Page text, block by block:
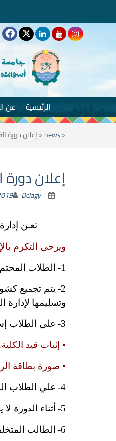
عن الرئيسية
<
news
<إعلان دورة
إعلان دورة
Dolagy
تعلن إدارة
ويرجى التكرم
1- الطلاب المحتم حضورهم الدورة هم خريجي العام الدراسي (2018-2019) أو ما قبلها ممن لم يحصلوا علي دورة التربية العسكرية.
وتسليمها لإدارة
3- علي الطلاب إستكمال تسجيل بياناتهم بإدارة التربية العسكرية وذلك بإحضار :-
• إثبات قيد
• صورة بطاقة
4- علي الطلاب الذين لديهم مواقف طبية أنهاء إجراءات الكشف الطبي بالإدارة الطبية بالجامعة قبل بدأ الدورة.
5- أثناء الدورة لا يعتد إلا بالمواقف الطبية الطارئة.
6- الطالب المتخلف عن حضور الدورة تحسب نتيجته راسب.